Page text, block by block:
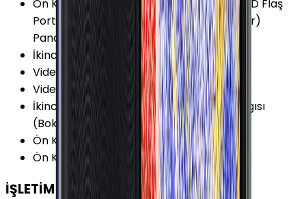
Ön Kamera Özellikleri: Ön Kamera için LED Flaş
Portre Modu HDR Zamanlayıcı (self-timer)
Panorama Selfi
İkinci Arka Kamera
Var
Video Kayıt Çözünürlüğü:1080p (Full HD)
Video FPS Değeri
30 fps
İkinci Arka Kamera Özellikleri:Derinlik Algısı
(Bokeh)
Ön Kamera Diyafram Açıklığı:F1.9
Ön Kamera FPS Değeri :30 fps
İŞLETİM SİSTEMİ